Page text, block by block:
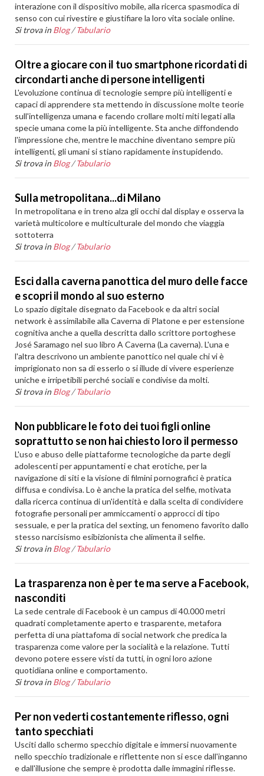
interazione con il dispositivo mobile, alla ricerca spasmodica di
senso con cui rivestire e giustifiare la loro vita sociale online.
Si trova in Blog /Tabulario
Oltre a giocare con il tuo smartphone ricordati di
circondarti anche di persone intelligenti
L'evoluzione continua di tecnologie sempre più intelligenti e
capaci di apprendere sta mettendo in discussione molte teorie
sull'intelligenza umana e facendo crollare molti miti legati alla
specie umana come la più intelligente. Sta anche diffondendo
l'impressione che, mentre le macchine diventano sempre più
intelligenti, gli umani si stiano rapidamente instupidendo.
Si trova in Blog /Tabulario
Sulla metropolitana...di Milano
In metropolitana e in treno alza gli occhi dal display e osserva la
varietà multicolore e multiculturale del mondo che viaggia
sottoterra
Si trova in Blog /Tabulario
Esci dalla caverna panottica del muro delle facce
e scopri il mondo al suo esterno
Lo spazio digitale disegnato da Facebook e da altri social
network è assimilabile alla Caverna di Platone e per estensione
cognitiva anche a quella descritta dallo scrittore portoghese
José Saramago nel suo libro A Caverna (La caverna). L'una e
l'altra descrivono un ambiente panottico nel quale chi vi è
imprigionato non sa di esserlo o si illude di vivere esperienze
uniche e irripetibili perché sociali e condivise da molti.
Si trova in Blog /Tabulario
Non pubblicare le foto dei tuoi figli online
soprattutto se non hai chiesto loro il permesso
L'uso e abuso delle piattaforme tecnologiche da parte degli
adolescenti per appuntamenti e chat erotiche, per la
navigazione di siti e la visione di filmini pornografici è pratica
diffusa e condivisa. Lo è anche la pratica del selfie, motivata
dalla ricerca continua di un'identità e dalla scelta di condividere
fotografie personali per ammiccamenti o approcci di tipo
sessuale, e per la pratica del sexting, un fenomeno favorito dallo
stesso narcisismo esibizionista che alimenta il selfie.
Si trova in Blog /Tabulario
La trasparenza non è per te ma serve a Facebook,
nasconditi
La sede centrale di Facebook è un campus di 40.000 metri
quadrati completamente aperto e trasparente, metafora
perfetta di una piattafoma di social network che predica la
trasparenza come valore per la socialità e la relazione. Tutti
devono potere essere visti da tutti, in ogni loro azione
quotidiana online e comportamento.
Si trova in Blog /Tabulario
Per non vederti costantemente riflesso, ogni
tanto specchiati
Usciti dallo schermo specchio digitale e immersi nuovamente
nello specchio tradizionale e riflettente non si esce dall'inganno
e dall'illusione che sempre è prodotta dalle immagini riflesse.